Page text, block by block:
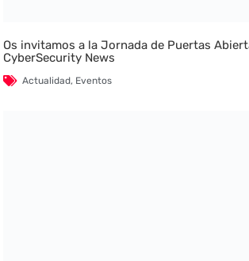
Os invitamos a la Jornada de Puertas
CyberSecurity News
Actualidad, Eventos